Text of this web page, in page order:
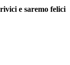
e saremo felici